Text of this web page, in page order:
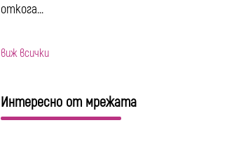
откога...
виж всички
Интересно от мрежата